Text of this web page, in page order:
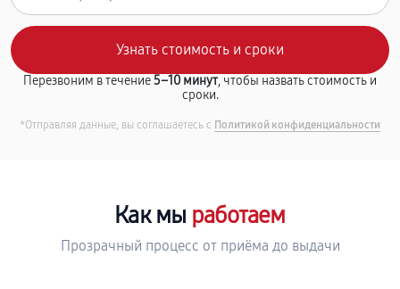
Перезвоним в течение5–10 минут, чтобы назвать стоимость и
сроки.
*Отправляя данные, вы соглашаетесь с Политикой конфиденциальности
Как мы работаем
Прозрачный процесс от приёма до выдачи